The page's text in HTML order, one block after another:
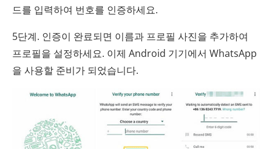
드를 입력하여 번호를 인증하세요.
5단계. 인증이 완료되면 이름과 프로필 사진을 추가하여
프로필을 설정하세요. 이제 Android 기기에서 WhatsApp
을 사용할 준비가 되었습니다.